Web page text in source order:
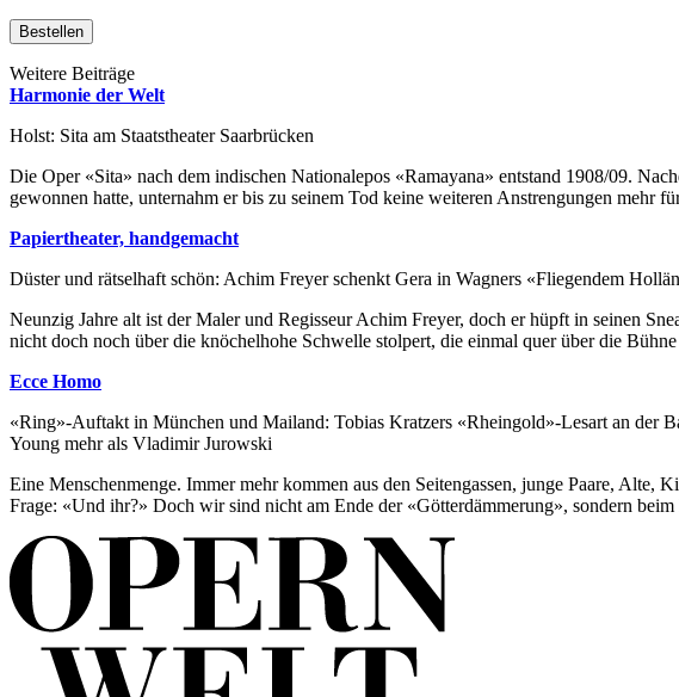
Bestellen
Weitere Beiträge
Harmonie der Welt
Holst: Sita am Staatstheater Saarbrücken
Die Oper «Sita» nach dem indischen Nationalepos «Ramayana» entstand 1908/09.
gewonnen hatte, unternahm er bis zu seinem Tod keine weiteren Anstrengungen mehr
Papiertheater, handgemacht
Düster und rätselhaft schön: Achim Freyer schenkt Gera in Wagners «Fliegendem
Neunzig Jahre alt ist der Maler und Regisseur Achim Freyer, doch er hüpft in seinen
nicht doch noch über die knöchelhohe Schwelle stolpert, die einmal quer über die
Ecce Homo
«Ring»-Auftakt in München und Mailand: Tobias Kratzers «Rheingold»-Lesart an der
Young mehr als Vladimir Jurowski
Eine Menschenmenge. Immer mehr kommen aus den Seitengassen, junge Paare,
Frage: «Und ihr?» Doch wir sind nicht am Ende der «Götterdämmerung», sondern